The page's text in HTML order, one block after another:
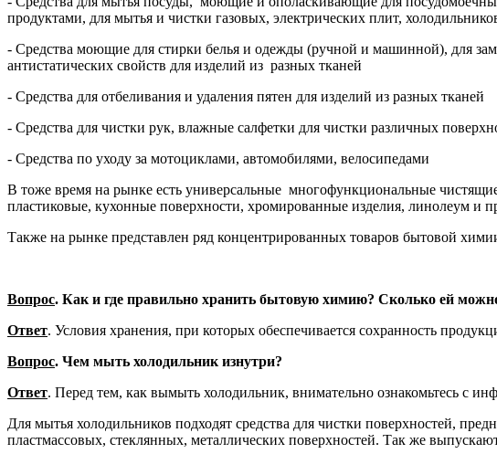
продуктами, для мытья и чистки газовых, электрических плит,
- Средства моющие для стирки белья и одежды (ручной и машинной), для
антистатических свойств для изделий из разных тканей
- Средства для отбеливания и удаления пятен для изделий из разных тканей
- Средства для чистки рук, влажные салфетки для чистки различных
- Средства по уходу за мотоциклами, автомобилями, велосипедами
В тоже время на рынке есть универсальные многофункциональные
пластиковые, кухонные поверхности, хромированные изделия, линолеум и
Также на рынке представлен ряд концентрированных товаров бытовой
Вопрос. Как и где правильно хранить бытовую химию? Сколько ей
Ответ. Условия хранения, при которых обеспечивается сохранность
Вопрос. Чем мыть холодильник изнутри?
Ответ. Перед тем, как вымыть холодильник, внимательно ознакомьтесь с
Для мытья холодильников подходят средства для чистки поверхностей,
пластмассовых, стеклянных, металлических поверхностей. Так же